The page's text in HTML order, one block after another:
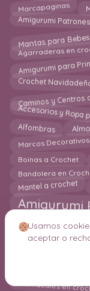
Marcapaginas
Amigurumi
Mantas para
Agarraderas en
Amigurumi para
Crochet
Caminos y Centros
Accesorios y Ropa
Alfombras
Marcos
Boinas a Crochet
Bandolera en
Mantel a crochet
Amigurumi
Amigurumi
Free
Individuales en
Usamos
aceptar o